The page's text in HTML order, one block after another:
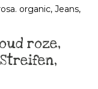
roze,